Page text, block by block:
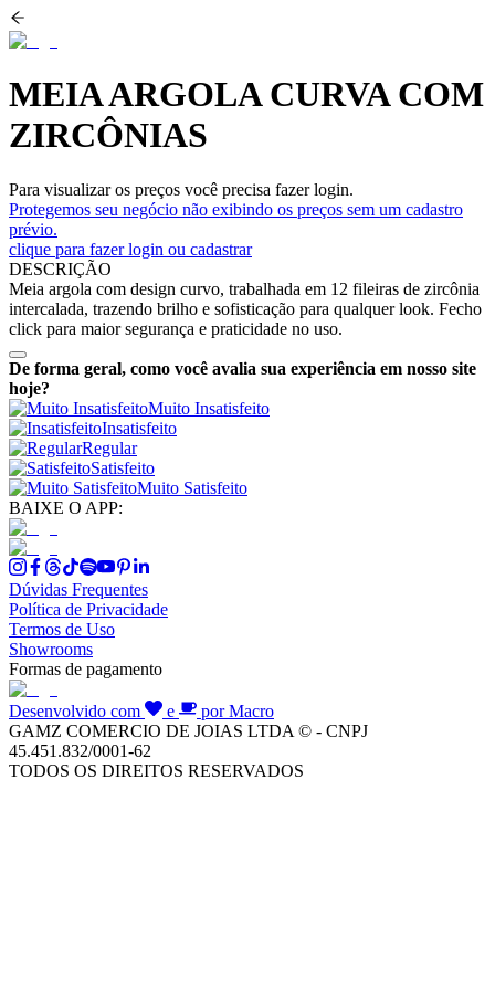
MEIA ARGOLA CURVA COM
ZIRCÔNIAS
Para visualizar os preços você precisa fazer login.
Protegemos seu negócio não exibindo os preços sem um cadastro
prévio.
clique para fazer login ou cadastrar
DESCRIÇÃO
Meia argola com design curvo, trabalhada em 12 fileiras de zircônia
intercalada, trazendo brilho e sofisticação para qualquer look. Fecho
click para maior segurança e praticidade no uso.
De forma geral, como você avalia sua experiência em nosso site
hoje?
Muito Insatisfeito
Insatisfeito
Regular
Satisfeito
Muito Satisfeito
BAIXE O APP:
Dúvidas Frequentes
Política de Privacidade
Termos de Uso
Showrooms
Formas de pagamento
Desenvolvido com e
por Macro
GAMZ COMERCIO DE JOIAS LTDA © - CNPJ
45.451.832/0001-62
TODOS OS DIREITOS RESERVADOS